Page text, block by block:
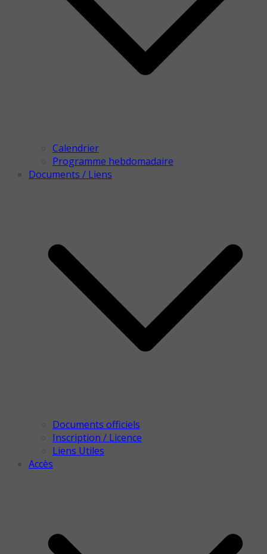
Calendrier
Programme hebdomadaire
Documents / Liens
Documents officiels
Inscription / Licence
Liens Utiles
Accès